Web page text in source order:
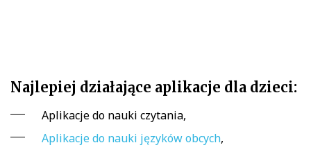
Najlepiej działające aplikacje dla dzieci:
Aplikacje do nauki czytania,
Aplikacje do nauki języków obcych,